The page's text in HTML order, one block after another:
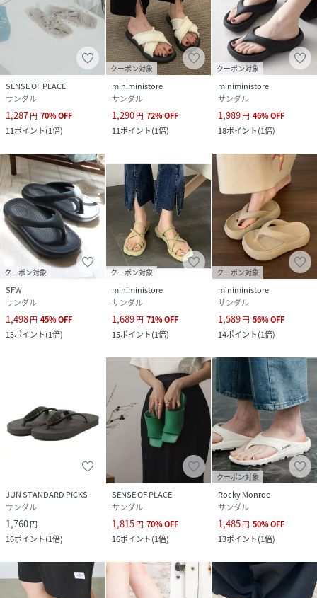
SENSE OF PLACE
サンダル
1,287円 70%OFF
11ポイント(1倍)
クーポン対象
miniministore
サンダル
1,290円 72%OFF
11ポイント(1倍)
クーポン対象
miniministore
サンダル
1,989円 46%OFF
18ポイント(1倍)
クーポン対象
SFW
サンダル
1,498円 45%OFF
13ポイント(1倍)
クーポン対象
miniministore
サンダル
1,689円 71%OFF
15ポイント(1倍)
クーポン対象
miniministore
サンダル
1,589円 56%OFF
14ポイント(1倍)
JUN STANDARD PICKS
サンダル
1,760円
16ポイント(1倍)
SENSE OF PLACE
サンダル
1,815円 70%OFF
16ポイント(1倍)
クーポン対象
Rocky Monroe
サンダル
1,485円 50%OFF
13ポイント(1倍)